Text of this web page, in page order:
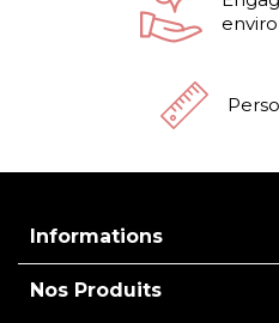
Informations
Nos Produits